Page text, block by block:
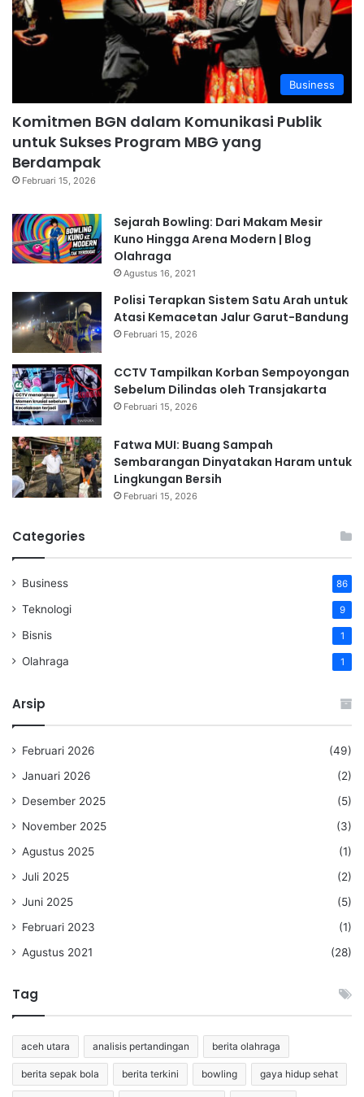
Business
Komitmen BGN dalam Komunikasi Publik
untuk Sukses Program MBG yang
Berdampak
Februari 15, 2026
Sejarah Bowling: Dari Makam Mesir
Kuno Hingga Arena Modern | Blog
Olahraga
Agustus 16, 2021
Polisi Terapkan Sistem Satu Arah untuk
Atasi Kemacetan Jalur Garut-Bandung
Februari 15, 2026
CCTV Tampilkan Korban Sempoyongan
Sebelum Dilindas oleh Transjakarta
Februari 15, 2026
Fatwa MUI: Buang Sampah
Sembarangan Dinyatakan Haram untuk
Lingkungan Bersih
Februari 15, 2026
Categories
Business 86
Teknologi 9
Bisnis 1
Olahraga 1
Arsip
Februari 2026
(49)
Januari 2026
(2)
Desember 2025
(5)
November 2025
(3)
Agustus 2025
(1)
Juli 2025
(2)
Juni 2025
(5)
Februari 2023
(1)
Agustus 2021
(28)
Tag
aceh utara analisis pertandingan berita olahraga
berita sepak bola berita terkini bowling gaya hidup sehat